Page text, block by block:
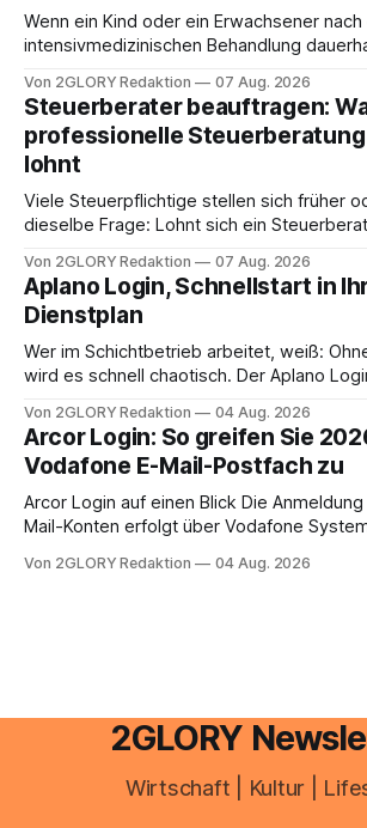
Wenn ein Kind oder ein Erwachsener
intensivmedizinischen Behandlung
angewiesen ist, stellt sich für Familien
Frage: Muss die Versorgung dauerhaft in
oder ist ein Leben zu Hause möglich? Die
Intensivpflege bietet genau diese
Von 2GLORY Redaktion 07 Aug. 2026
Steuerberater beauftragen:
professionelle
lohnt
Viele Steuerpflichtige stellen sich früher
dieselbe Frage: Lohnt sich ein
erledigen? Die kurze Antwort: Bei einfachen
Einkommensverhältnissen reicht häufig
aus – sobald jedoch mehrere Einkunftsarten
zusammentreffen oder größere finanzielle
anstehen, zahlt sich professionelle
Von 2GLORY Redaktion 07 Aug. 2026
Aplano Login, Schnellstart in
Dienstplan
Wer im Schichtbetrieb arbeitet, weiß:
wird es schnell chaotisch. Der Aplano
abwesenheiten und die gesamte
Ihr personal digital zu organisieren. In
erfahren Sie alles, was Sie für einen
brauchen, von der Registrierung
Von 2GLORY Redaktion 04 Aug. 2026
Arcor Login: So greifen Sie
Vodafone E-Mail-Postfach zu
Arcor Login auf einen Blick Die Anmeldung für alte Arcor-E-
Mail-Konten erfolgt über Vodafone
besitzt, loggt sich heute über das
Von 2GLORY Redaktion 04 Aug. 2026
2GLORY
Wirtschaft | Kultur |